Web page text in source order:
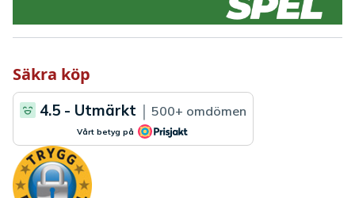
Säkra köp